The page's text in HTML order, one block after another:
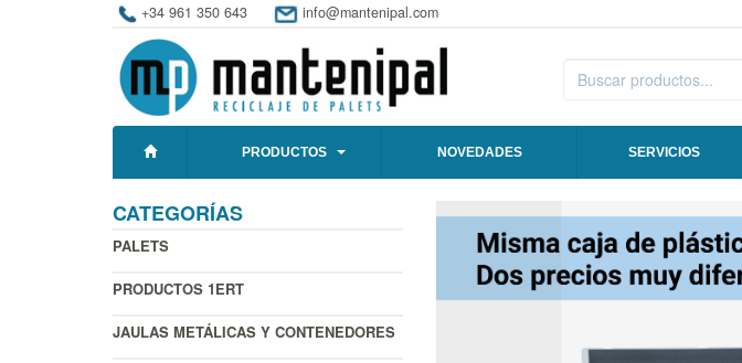
+34 961 350 643 info@mantenipal.com
PRODUCTOS NOVEDADES SERVICIOS
CATEGORÍAS
PALETS
PRODUCTOS 1ERT
JAULAS METÁLICAS Y CONTENEDORES